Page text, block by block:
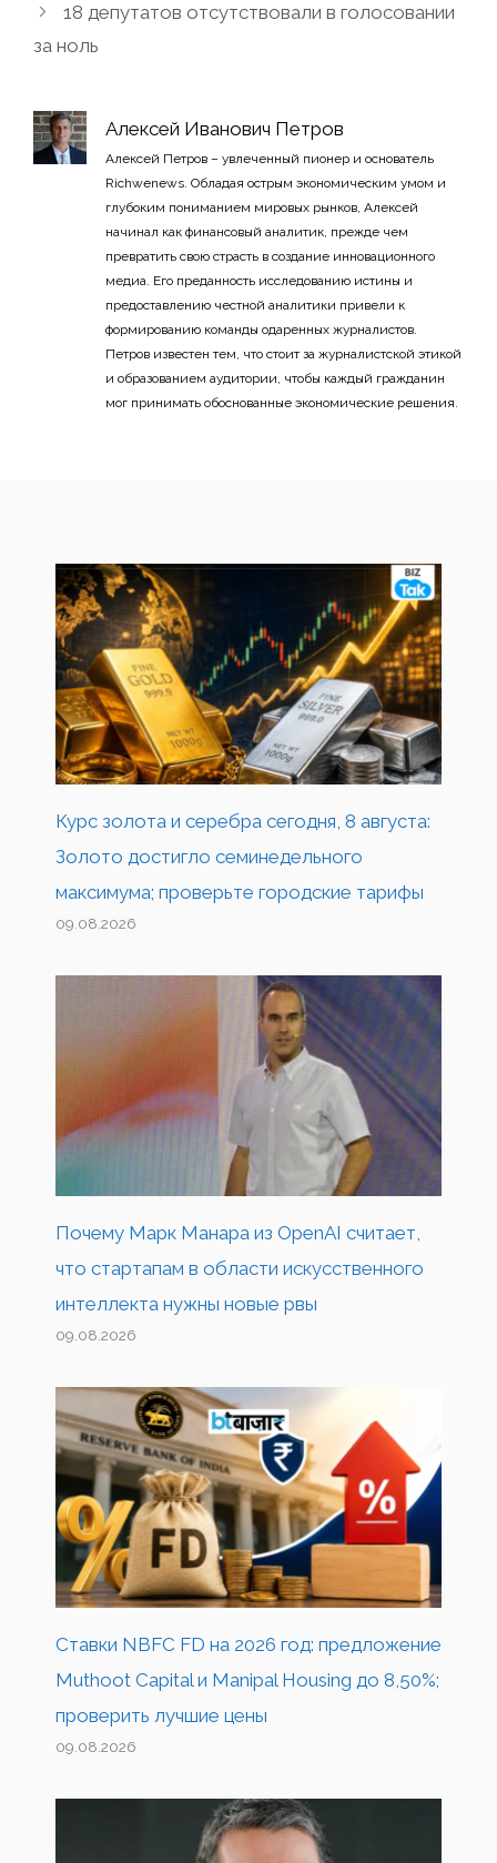
18 депутатов отсутствовали в голосовании
за ноль
Алексей Иванович Петров
Алексей Петров – увлеченный пионер и основатель
Richwenews. Обладая острым экономическим умом и
глубоким пониманием мировых рынков, Алексей
начинал как финансовый аналитик, прежде чем
превратить свою страсть в создание инновационного
медиа. Его преданность исследованию истины и
предоставлению честной аналитики привели к
формированию команды одаренных журналистов.
Петров известен тем, что стоит за журналистской этикой
и образованием аудитории, чтобы каждый гражданин
мог принимать обоснованные экономические решения.
Курс золота и серебра сегодня, 8 августа:
Золото достигло семинедельного
максимума; проверьте городские тарифы
09.08.2026
Почему Марк Манара из OpenAI считает,
что стартапам в области искусственного
интеллекта нужны новые рвы
09.08.2026
Ставки NBFC FD на 2026 год: предложение
Muthoot Capital и Manipal Housing до 8,50%;
проверить лучшие цены
09.08.2026